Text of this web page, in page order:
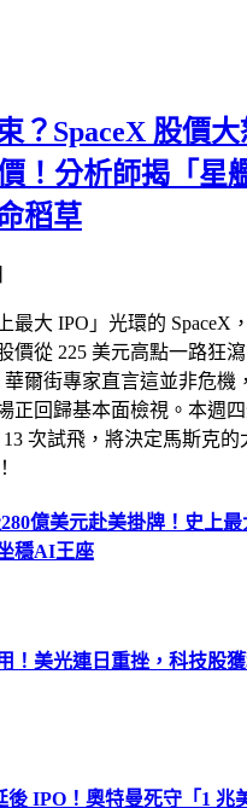
？SpaceX 股價
！分析師揭「星
稻草
最大 IPO」光環的 SpaceX
價從 225 美元高點一路狂
華爾街專家直言這並非危機
正回歸基本面檢視。本週
13 次試飛，將決定馬斯克
億美元赴美掛牌！史上最
穩AI王座
！美光連日重挫，科技股
IPO！奧特曼死守「1 兆